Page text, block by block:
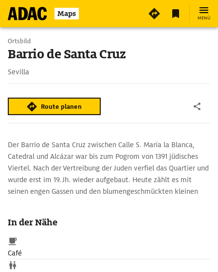
Maps MENÜ
Ortsbild
Barrio de Santa Cruz
Sevilla
Route planen
Der Barrio de Santa Cruz zwischen Calle S. María la Blanca,
Catedral und Alcázar war bis zum Pogrom von 1391 jüdisches
Viertel. Nach der Vertreibung der Juden verfiel das Quartier und
wurde erst im 19. Jh. wieder aufgebaut. Heute zählt es mit
seinen engen Gassen und den blumengeschmückten kleinen
In der Nähe
Café